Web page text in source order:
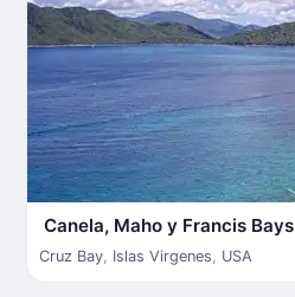
Canela, Maho y Francis Bays
Cruz Bay, Islas Virgenes, USA